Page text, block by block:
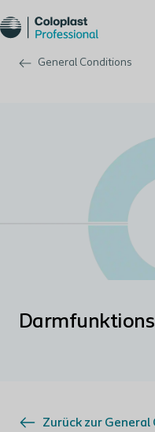
General Conditions
Zurück zur General